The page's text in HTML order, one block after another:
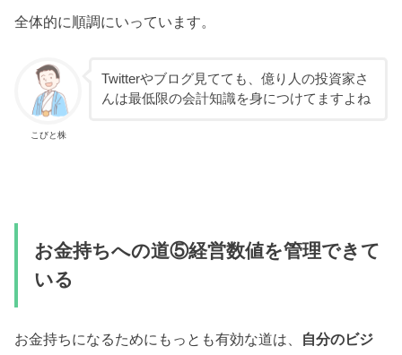
全体的に順調にいっています。
こびと株
Twitterやブログ見てても、億り人の投資家さ
んは最低限の会計知識を身につけてますよね
お金持ちへの道⑤経営数値を管理できて
いる
お金持ちになるためにもっとも有効な道は、 自分のビジ